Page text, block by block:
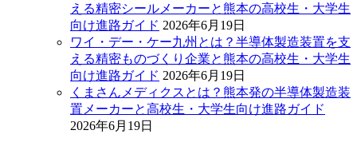
える精密シールメーカーと熊本の高校生・大学生
向け進路ガイド 2026年6月19日
ワイ・デー・ケー九州とは？半導体製造装置を支
える精密ものづくり企業と熊本の高校生・大学生
向け進路ガイド 2026年6月19日
くまさんメディクスとは？熊本発の半導体製造装
置メーカーと高校生・大学生向け進路ガイド
2026年6月19日